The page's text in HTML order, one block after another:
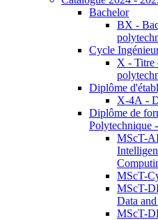
Bachelor
BX -
Cycle
X - Titre
Diplôme
X-4A -
Diplôme de
Polytechnique
MScT-
MScT-
MScT-
Data
MScT-